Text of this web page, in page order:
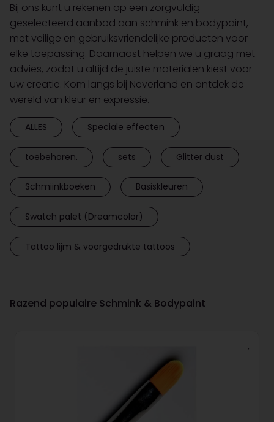
Bij ons kunt u rekenen op een zorgvuldig
geselecteerd aanbod aan schmink en bodypaint,
met veilige en gebruiksvriendelijke producten voor
elke toepassing. Daarnaast helpen we u graag met
advies, zodat u altijd de juiste materialen kiest voor
uw creatie. Kom langs bij Neverland en ontdek de
wereld van kleur en expressie.
ALLES Speciale effecten
toebehoren. sets Glitter dust
Schmiinkboeken Basiskleuren
Swatch palet (Dreamcolor)
Tattoo lijm & voorgedrukte tattoos
Razend populaire Schmink & Bodypaint